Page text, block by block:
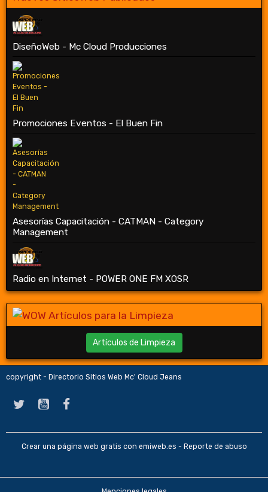
DiseñoWeb - Mc Cloud Producciones
Promociones Eventos - El Buen Fin
Asesorías Capacitación - CATMAN - Category
Management
Radio en Internet - POWER ONE FM XOSR
Artículos de Limpieza
copyright - Directorio Sitios Web Mc' Cloud Jeans
Crear una página web gratis con emiweb.es - Reporte de abuso